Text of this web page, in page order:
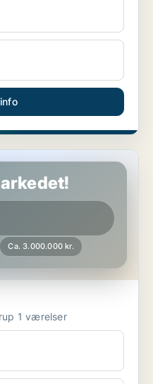
Ca. 3.000.000 kr.
Lejlighed til salg i 2770 Kastrup 1 værelser